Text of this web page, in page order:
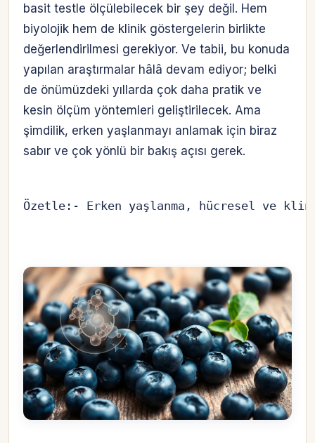
basit testle ölçülebilecek bir şey değil. Hem
biyolojik hem de klinik göstergelerin birlikte
değerlendirilmesi gerekiyor. Ve tabii, bu konuda
yapılan araştırmalar hâlâ devam ediyor; belki
de önümüzdeki yıllarda çok daha pratik ve
kesin ölçüm yöntemleri geliştirilecek. Ama
şimdilik, erken yaşlanmayı anlamak için biraz
sabır ve çok yönlü bir bakış açısı gerek.
Özetle:- Erken yaşlanma, hücresel ve